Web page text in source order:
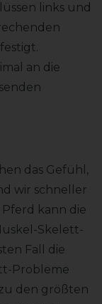
links und
an die
das Gefühl,
wir schneller
kann die
Skelett-
Fall die
Probleme
den größten